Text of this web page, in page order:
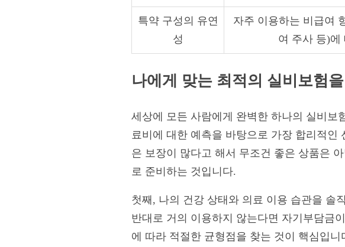
특약 구성의 유연
성
자주 이용하는 비급여
여 주사 등)에
나에게 맞는 최적의 실비보험
세상에 모든 사람에게 완벽한 하나의 실비보
료비에 대한 예측을 바탕으로 가장 합리적
은 보장이 많다고 해서 무조건 좋은 상품은
로 준비하는 것입니다.
첫째, 나의 건강 상태와 의료 이용 습관을 솔
반대로 거의 이용하지 않는다면 자기부담금
에 따라 적절한 균형점을 찾는 것이 핵심입니